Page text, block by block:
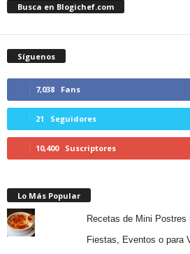
Busca en Blogichef.com
Síguenos
7,038 Fans
21 Seguidores
10,400 Suscriptores
Lo Más Popular
Recetas de Mini
Fiestas, Eventos o para